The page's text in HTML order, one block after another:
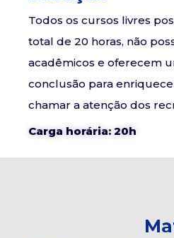
Todos os cursos livres
total de 20 horas, não
acadêmicos e oferecem
conclusão para
chamar a atenção dos
Carga horária: 20h